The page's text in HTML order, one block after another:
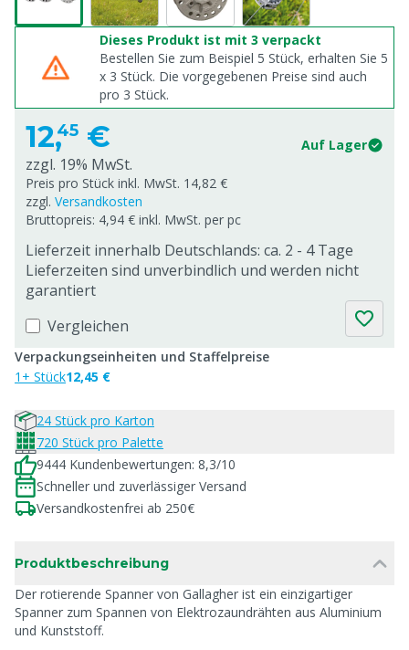
Dieses Produkt ist mit 3 verpackt
Bestellen Sie zum Beispiel 5 Stück, erhalten Sie 5
x 3 Stück. Die vorgegebenen Preise sind auch
pro 3 Stück.
12,45 € Auf Lager
zzgl. 19% MwSt.
Preis pro Stück inkl. MwSt. 14,82 €
zzgl. Versandkosten
Bruttopreis: 4,94 € inkl. MwSt. per pc
Lieferzeit innerhalb Deutschlands: ca. 2 - 4 Tage
Lieferzeiten sind unverbindlich und werden nicht
garantiert
Vergleichen
Verpackungseinheiten und Staffelpreise
1+ Stück12,45 €
24 Stück pro Karton
720 Stück pro Palette
9444 Kundenbewertungen: 8,3/10
Schneller und zuverlässiger Versand
Versandkostenfrei ab 250€
Produktbeschreibung
Der rotierende Spanner von Gallagher ist ein einzigartiger
Spanner zum Spannen von Elektrozaundrähten aus Aluminium
und Kunststoff.